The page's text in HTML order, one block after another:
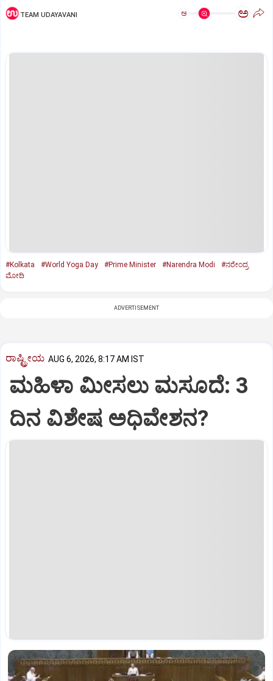
TEAM UDAYAVANI ಅ ಅ
#Kolkata #World Yoga Day #Prime Minister #Narendra Modi
#ನರೇಂದ್ರ
ಮೋದಿ
ADVERTISEMENT
ರಾಷ್ಟ್ರೀಯ AUG 6, 2026, 8:17 AM IST
ಮಹಿಳಾ ಮೀಸಲು ಮಸೂದೆ: 3
ದಿನ ವಿಶೇಷ ಅಧಿವೇಶನ?